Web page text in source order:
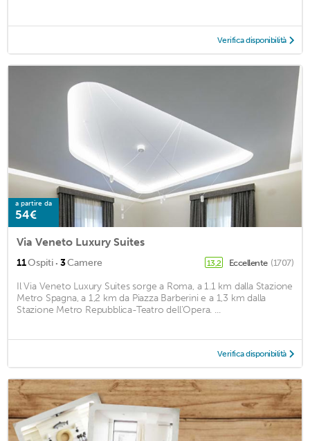
Verifica disponibilità
a partire da
54€
Via Veneto Luxury Suites
11Ospiti · 3Camere 13,2 Eccellente (1707)
Il Via Veneto Luxury Suites sorge a Roma, a 1.1 km dalla Stazione
Metro Spagna, a 1,2 km da Piazza Barberini e a 1,3 km dalla
Stazione Metro Repubblica-Teatro dell'Opera. ...
Verifica disponibilità